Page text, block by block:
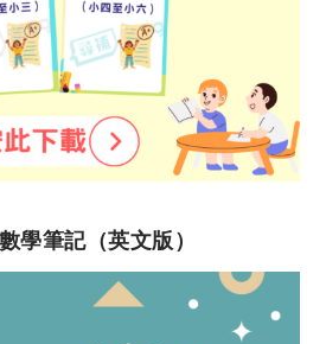
學筆記（英文版）